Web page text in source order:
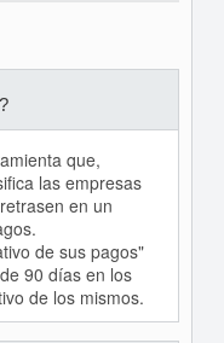
que,
las empresas
en un
de sus pagos"
90 días en los
de los mismos.